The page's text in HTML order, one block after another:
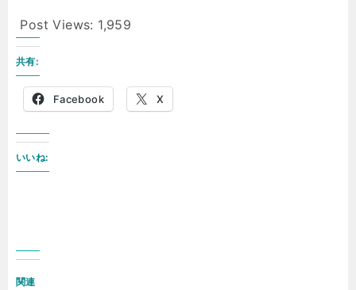
Post Views: 1,959
共有:
Facebook X
いいね:
関連